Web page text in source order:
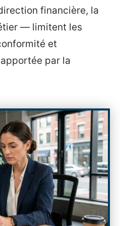
financière, la
— limitent les
et
par la